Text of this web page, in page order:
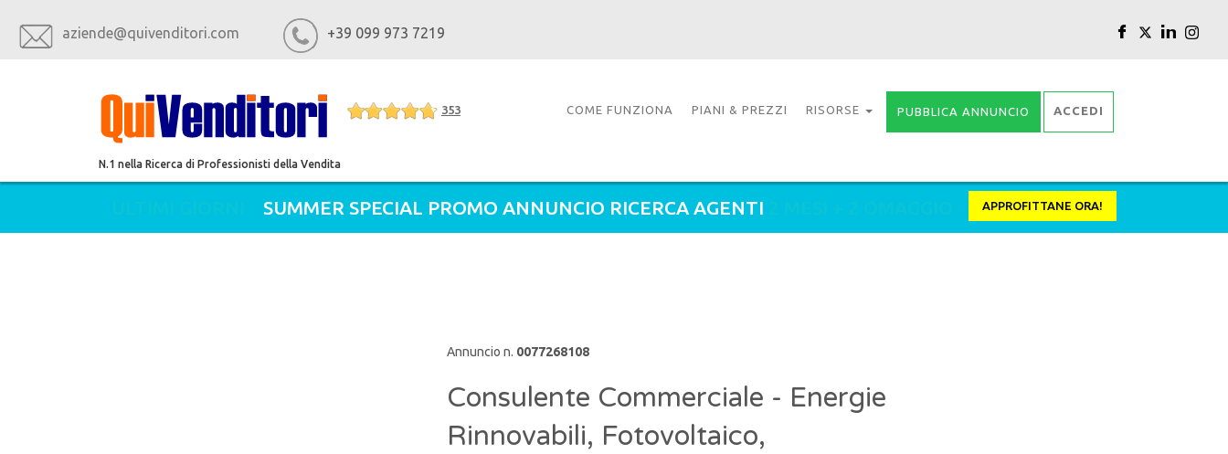
aziende@quivenditori.com +39 099 973 7219
353
N.1 nella Ricerca di Professionisti della Vendita
COME FUNZIONA PIANI & PREZZI RISORSE PUBBLICA ANNUNCIO ACCEDI
SUMMER SPECIAL PROMO ANNUNCIO RICERCA AGENTI APPROFITTANE ORA!
Annuncio n. 0077268108
Consulente Commerciale - Energie
Rinnovabili, Fotovoltaico,